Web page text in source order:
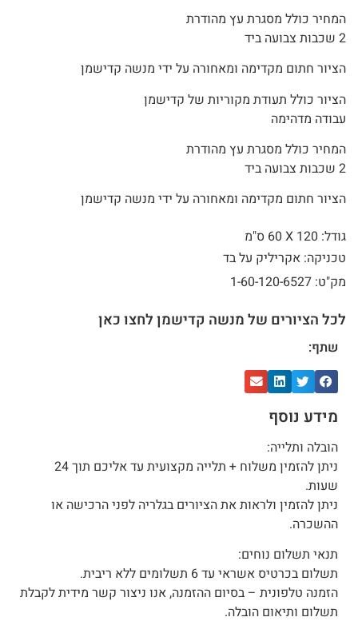
המחיר כולל מסגרת עץ מהודרת
2 שכבות צבועה ביד
הציור חתום מקדימה ומאחורה על ידי מנשה קדישמן
הציור כולל תעודת מקוריות של קדישמן
עבודה מדהימה
המחיר כולל מסגרת עץ מהודרת
2 שכבות צבועה ביד
הציור חתום מקדימה ומאחורה על ידי מנשה קדישמן
גודל: 120 X
60 ס"מ
טכניקה: אקריליק על בד
מק"ט: 1-60-120-6527
לכל הציורים של מנשה קדישמן לחצו כאן
שתף:
מידע נוסף
הובלה ותלייה:
ניתן להזמין משלוח + תלייה מקצועית עד אליכם תוך 24
שעות.
ניתן להזמין ולראות את הציורים בגלריה לפני הרכישה או
ההשכרה.
תנאי תשלום נוחים:
תשלום בכרטיס אשראי עד 6 תשלומים ללא ריבית.
הזמנה טלפונית – בסיום ההזמנה, אנו ניצור קשר מידית לקבלת
תשלום ותיאום הובלה.